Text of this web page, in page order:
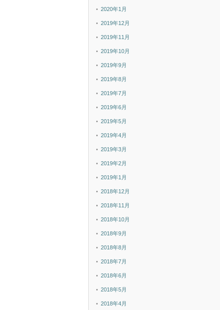
2020年1月
2019年12月
2019年11月
2019年10月
2019年9月
2019年8月
2019年7月
2019年6月
2019年5月
2019年4月
2019年3月
2019年2月
2019年1月
2018年12月
2018年11月
2018年10月
2018年9月
2018年8月
2018年7月
2018年6月
2018年5月
2018年4月